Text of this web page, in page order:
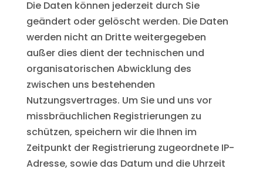
Die Daten können jederzeit durch Sie
geändert oder gelöscht werden. Die Daten
werden nicht an Dritte weitergegeben
außer dies dient der technischen und
organisatorischen Abwicklung des
zwischen uns bestehenden
Nutzungsvertrages. Um Sie und uns vor
missbräuchlichen Registrierungen zu
schützen, speichern wir die Ihnen im
Zeitpunkt der Registrierung zugeordnete IP-
Adresse, sowie das Datum und die Uhrzeit